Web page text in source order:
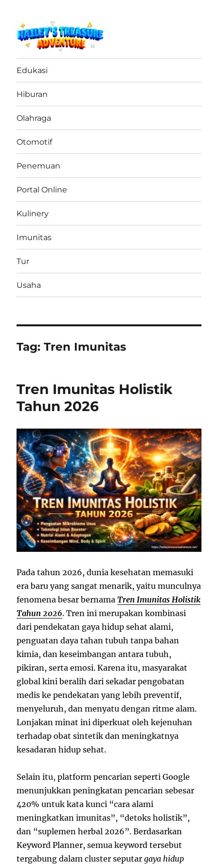
haileystreasureadventure.net
Edukasi
Hiburan
Olahraga
Otomotif
Penemuan
Portal Online
Kulinery
Imunitas
Tur
Usaha
Tag:Tren Imunitas
Tren Imunitas Holistik
Tahun 2026
Pada tahun 2026, dunia kesehatan memasuki
era baru yang sangat menarik, yaitu munculnya
fenomena besar bernamaTren Imunitas Holistik
Tahun 2026. Tren ini merupakan kombinasi
dari pendekatan gaya hidup sehat alami,
penguatan daya tahan tubuh tanpa bahan
kimia, dan keseimbangan antara tubuh,
pikiran, serta emosi. Karena itu, masyarakat
global kini beralih dari sekadar pengobatan
medis ke pendekatan yang lebih preventif,
menyeluruh, dan menyatu dengan ritme alam.
Lonjakan minat ini diperkuat oleh kejenuhan
terhadap obat sintetik dan meningkatnya
kesadaran hidup sehat.
Selain itu, platform pencarian seperti Google
menunjukkan peningkatan pencarian sebesar
420% untuk kata kunci “cara alami
meningkatkan imunitas”, “detoks holistik”,
dan “suplemen herbal 2026”. Berdasarkan
Keyword Planner, semua keyword tersebut
tergabung dalam cluster seputargaya hidup